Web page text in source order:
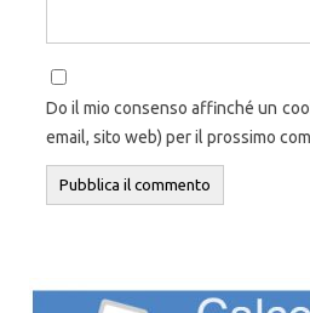
Do il mio consenso affinché un
email, sito web) per il prossimo